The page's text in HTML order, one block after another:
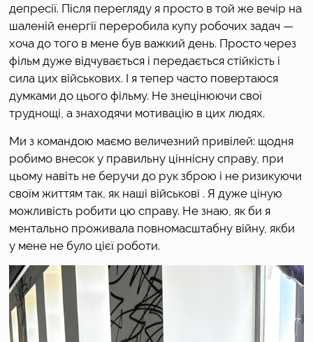
депресії. Після перегляду я просто в той же вечір на
шаленій енергії переробила купу робочих задач —
хоча до того в мене був важкий день. Просто через
фільм дуже відчувається і передається стійкість і
сила цих військових. І я тепер часто повертаюся
думками до цього фільму. Не знецінюючи свої
труднощі, а знаходячи мотивацію в цих людях.
Ми з командою маємо величезний привілей: щодня
робимо внесок у правильну ціннісну справу, при
цьому навіть не беручи до рук зброю і не ризикуючи
своїм життям так, як наші військові . Я дуже ціную
можливість робити цю справу. Не знаю, як би я
ментально проживала повномасштабну війну, якби
у мене не було цієї роботи.